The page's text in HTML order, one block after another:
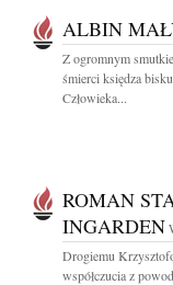
ALBIN
Z ogromnym
śmierci księdza
Człowieka...
ROMAN
INGARDEN
Drogiemu
współczucia z